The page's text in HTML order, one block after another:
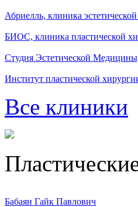
Абриелль, клиника
БИОС, клиника пластической
Студия Эстетической
Институт пластической
Все клиники
Бабаян Гайк Павлович